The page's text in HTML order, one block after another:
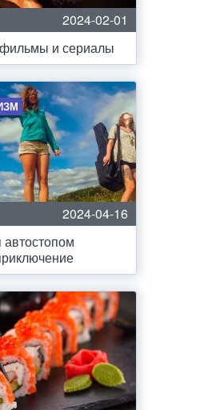
2024-02-01
и сериалы
2024-04-16